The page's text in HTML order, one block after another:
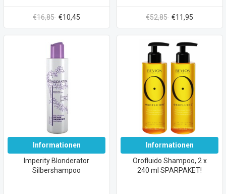
€16,85 €10,45 €52,85 €11,95
Informationen
Imperity Blonderator
Silbershampoo
Informationen
Orofluido Shampoo, 2 x
240 ml SPARPAKET!